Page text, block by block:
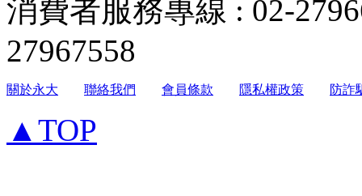
消費者服務專線 : 02-
27967558
關於永大 聯絡我們 會員條款 隱私權政策 防詐
▲TOP